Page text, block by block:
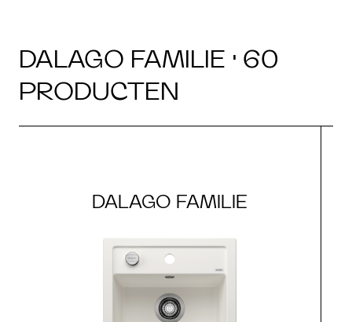
DALAGO FAMILIE · 60
PRODUCTEN
DALAGO FAMILIE